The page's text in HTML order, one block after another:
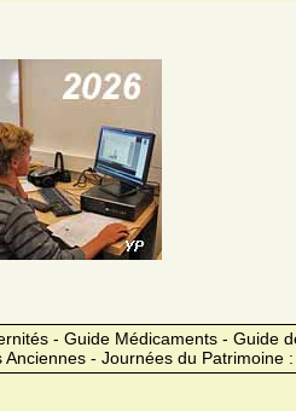
- Guide Médicaments - Guide
- Journées du Patrimoine :